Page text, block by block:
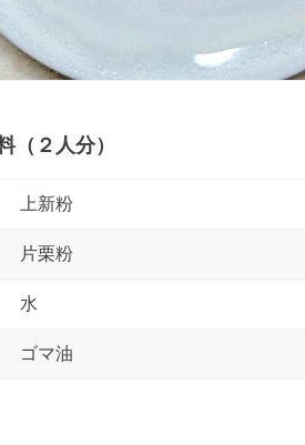
（２人分）
上新粉
片栗粉
水
ゴマ油